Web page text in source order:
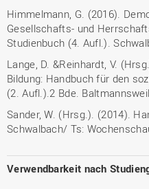
Himmelmann, G. (2016).
Gesellschafts- und
Studienbuch (4. Aufl.).
Lange, D. &Reinhardt, V.
Bildung: Handbuch für den
(2. Aufl.).2 Bde.
Sander, W. (Hrsg.). (2014).
Schwalbach/ Ts:
Verwendbarkeit nach